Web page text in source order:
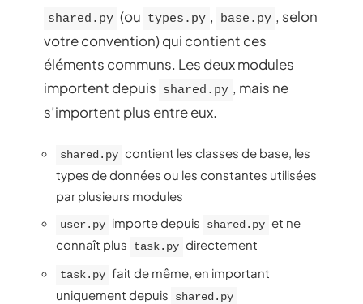
shared.py (ou types.py , base.py , selon
votre convention) qui contient ces
éléments communs. Les deux modules
importent depuis shared.py , mais ne
s’importent plus entre eux.
shared.py contient les classes de base, les
types de données ou les constantes utilisées
par plusieurs modules
user.py importe depuis shared.py et ne
connaît plus
task.py directement
task.py fait de même, en important
uniquement depuis
shared.py